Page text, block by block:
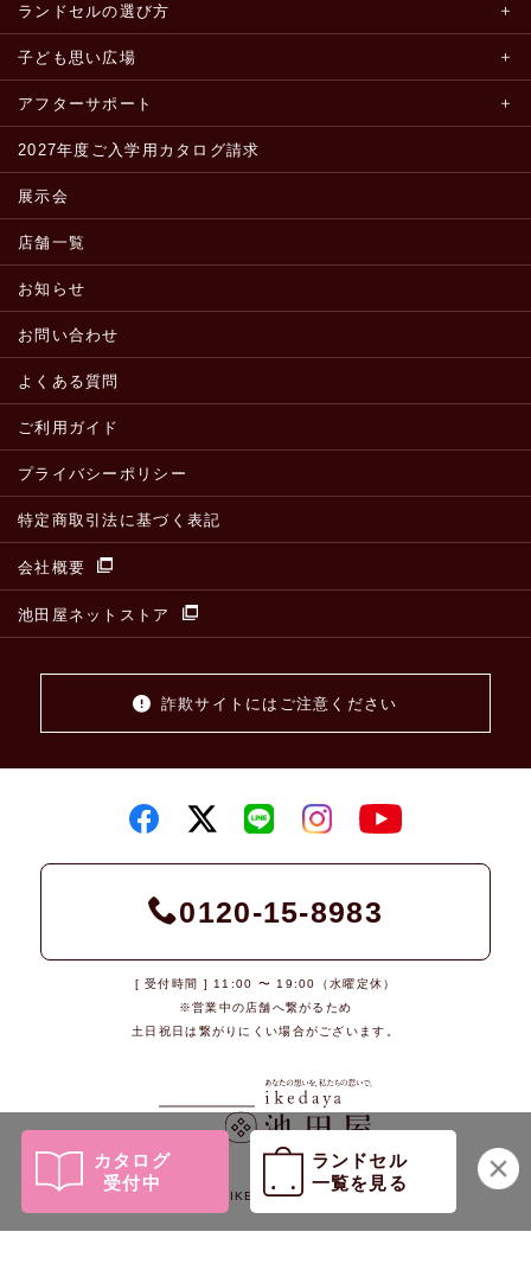
カタログ
受付中
ランドセル
一覧を見る
ランドセルの選び方
子ども思い広場
アフターサポート
2027年度ご入学用カタログ請求
展示会
店舗一覧
お知らせ
お問い合わせ
よくある質問
ご利用ガイド
プライバシーポリシー
特定商取引法に基づく表記
会社概要
池田屋ネットストア
詐欺サイトにはご注意ください
0120-15-8983
[ 受付時間 ] 11:00 〜 19:00（水曜定休）
※営業中の店舗へ繋がるため
土日祝日は繋がりにくい場合がございます。
© 2026 IKEDAYA Co., Ltd.